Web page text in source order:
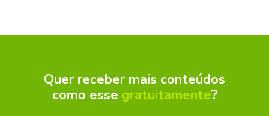
Quer receber mais conteúdos
como esse gratuitamente?